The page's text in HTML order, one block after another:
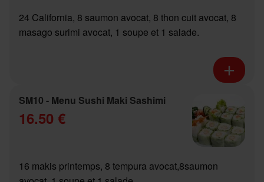
24 California, 8 saumon avocat, 8 thon cuit avocat, 8
masago surimi avocat, 1 soupe et 1 salade.
SM10 - Menu Sushi Maki Sashimi
16.50 €
16 makis printemps, 8 tempura avocat,8saumon